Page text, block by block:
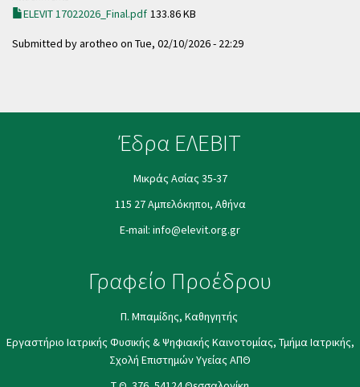
ELEVIT 17022026_Final.pdf 133.86 KB
Submitted byarotheo on Tue, 02/10/2026 - 22:29
Έδρα ΕΛΕΒΙΤ
Μικράς Ασίας 35-37
115 27 Αμπελόκηποι, Αθήνα
E-mail: info@elevit.org.gr
Γραφείο Προέδρου
Π. Μπαμίδης, Καθηγητής
Εργαστήριο Ιατρικής Φυσικής & Ψηφιακής Καινοτομίας, Τμήμα Ιατρικής,
Σχολή Επιστημών Υγείας ΑΠΘ